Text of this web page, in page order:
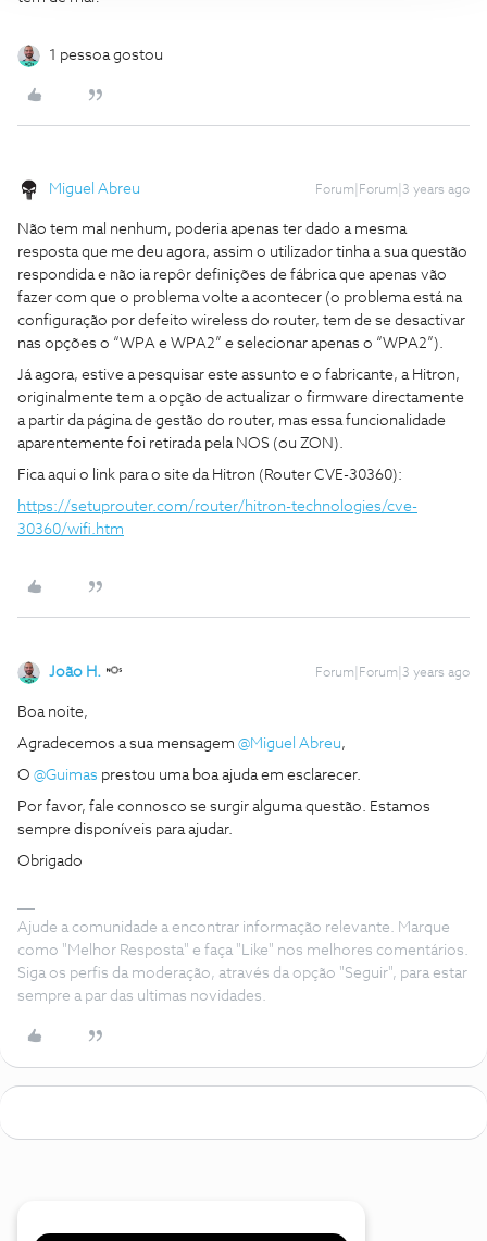
1 pessoa gostou
Miguel Abreu Forum|Forum|3 years ago
Não tem mal nenhum, poderia apenas ter dado a mesma
resposta que me deu agora, assim o utilizador tinha a sua questão
respondida e não ia repôr definições de fábrica que apenas vão
fazer com que o problema volte a acontecer (o problema está na
configuração por defeito wireless do router, tem de se desactivar
nas opções o “WPA e WPA2” e selecionar apenas o “WPA2”).
Já agora, estive a pesquisar este assunto e o fabricante, a Hitron,
originalmente tem a opção de actualizar o firmware directamente
a partir da página de gestão do router, mas essa funcionalidade
aparentemente foi retirada pela NOS (ou ZON).
Fica aqui o link para o site da Hitron (Router CVE-30360):
https://setuprouter.com/router/hitron-technologies/cve-
30360/wifi.htm
João H. Forum|Forum|3 years ago
Boa noite,
Agradecemos a sua mensagem @Miguel Abreu,
O @Guimas prestou uma boa ajuda em esclarecer.
Por favor, fale connosco se surgir alguma questão. Estamos
sempre disponíveis para ajudar.
Obrigado
Ajude a comunidade a encontrar informação relevante. Marque
como "Melhor Resposta" e faça "Like" nos melhores comentários.
Siga os perfis da moderação, através da opção "Seguir", para estar
sempre a par das ultimas novidades.